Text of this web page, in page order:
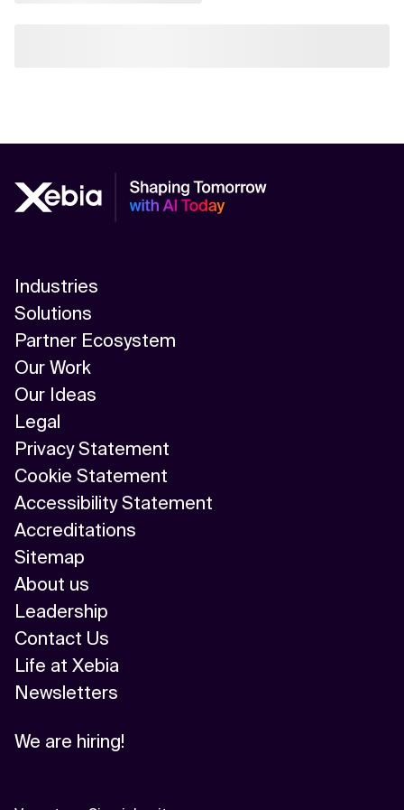
Industries
Solutions
Partner Ecosystem
Our Work
Our Ideas
Legal
Privacy Statement
Cookie Statement
Accessibility Statement
Accreditations
Sitemap
About us
Leadership
Contact Us
Life at Xebia
Newsletters
We are hiring!